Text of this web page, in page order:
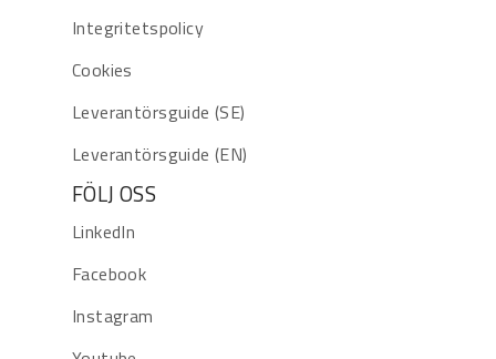
Integritetspolicy
Cookies
Leverantörsguide (SE)
Leverantörsguide (EN)
FÖLJ OSS
LinkedIn
Facebook
Instagram